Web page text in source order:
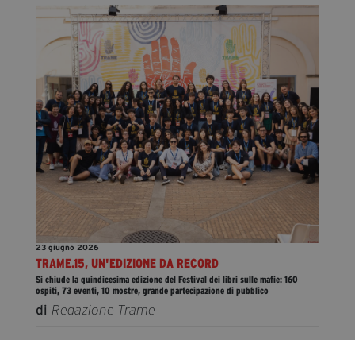
23 giugno 2026
TRAME.15, UN'EDIZIONE DA RECORD
Si chiude la quindicesima edizione del Festival dei libri sulle mafie: 160
ospiti, 73 eventi, 10 mostre, grande partecipazione di pubblico
di Redazione Trame